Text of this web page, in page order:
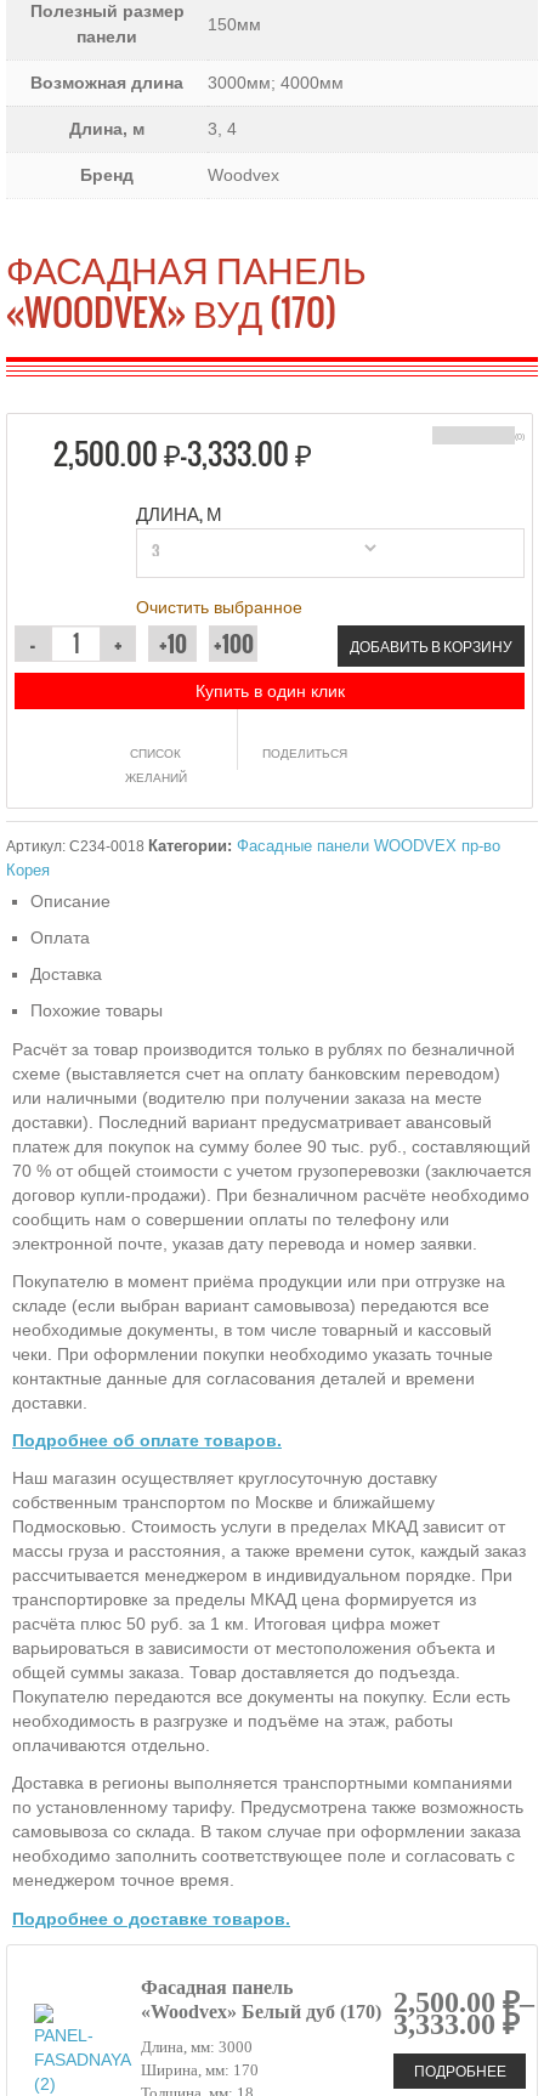
Полезный размер
панели
150мм
Возможная длина 3000мм; 4000мм
Длина, м 3, 4
Бренд Woodvex
ФАСАДНАЯ ПАНЕЛЬ
«WOODVEX» ВУД (170)
(0)
2,500.00 ₽–3,333.00 ₽
ДЛИНА, М
Очистить выбранное
ДОБАВИТЬ В КОРЗИНУ
Купить в один клик
СПИСОК
ЖЕЛАНИЙ
ПОДЕЛИТЬСЯ
Артикул: C234-0018 Категории: Фасадные панели WOODVEX пр-во
Корея
Описание
Оплата
Доставка
Похожие товары
Расчёт за товар производится только в рублях по безналичной
схеме (выставляется счет на оплату банковским переводом)
или наличными (водителю при получении заказа на месте
доставки). Последний вариант предусматривает авансовый
платеж для покупок на сумму более 90 тыс. руб., составляющий
70 % от общей стоимости с учетом грузоперевозки (заключается
договор купли-продажи). При безналичном расчёте необходимо
сообщить нам о совершении оплаты по телефону или
электронной почте, указав дату перевода и номер заявки.
Покупателю в момент приёма продукции или при отгрузке на
складе (если выбран вариант самовывоза) передаются все
необходимые документы, в том числе товарный и кассовый
чеки. При оформлении покупки необходимо указать точные
контактные данные для согласования деталей и времени
доставки.
Подробнее об оплате товаров.
Наш магазин осуществляет круглосуточную доставку
собственным транспортом по Москве и ближайшему
Подмосковью. Стоимость услуги в пределах МКАД зависит от
массы груза и расстояния, а также времени суток, каждый заказ
рассчитывается менеджером в индивидуальном порядке. При
транспортировке за пределы МКАД цена формируется из
расчёта плюс 50 руб. за 1 км. Итоговая цифра может
варьироваться в зависимости от местоположения объекта и
общей суммы заказа. Товар доставляется до подъезда.
Покупателю передаются все документы на покупку. Если есть
необходимость в разгрузке и подъёме на этаж, работы
оплачиваются отдельно.
Доставка в регионы выполняется транспортными компаниями
по установленному тарифу. Предусмотрена также возможность
самовывоза со склада. В таком случае при оформлении заказа
необходимо заполнить соответствующее поле и согласовать с
менеджером точное время.
Подробнее о доставке товаров.
Фасадная панель
«Woodvex» Белый дуб (170)
Длина, мм: 3000
Ширина, мм: 170
2,500.00 ₽–
3,333.00 ₽
ПОДРОБНЕЕ